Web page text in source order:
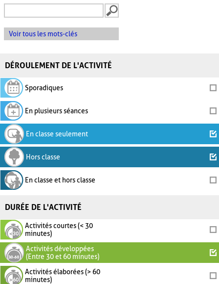
Voir tous les mots-clés
DÉROULEMENT DE L'ACTIVITÉ
Sporadiques
En plusieurs séances
En classe seulement
Hors classe
En classe et hors classe
DURÉE DE L'ACTIVITÉ
Activités courtes (< 30
minutes)
Activités développées
(Entre 30 et 60 minutes)
Activités élaborées (> 60
minutes)